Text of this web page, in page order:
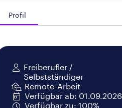
Profil
Freiberufler /
Selbstständiger
Remote-Arbeit
Verfügbar ab: 01.09.2026
Verfügbar zu: 100%